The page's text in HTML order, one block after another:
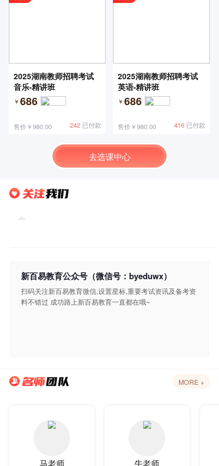
2025湖南教师招聘考试
音乐-精讲班
￥ 686
售价￥980.00 242 已付款
2025湖南教师招聘考试
英语-精讲班
￥ 686
售价￥980.00 416 已付款
去选课中心
新百易教育公众号（微信号：byeduwx）
扫码关注新百易教育微信,设置星标,重要考试资讯及备考资
料不错过 成功路上新百易教育一直都在哦~
MORE +
马老师 牛老师